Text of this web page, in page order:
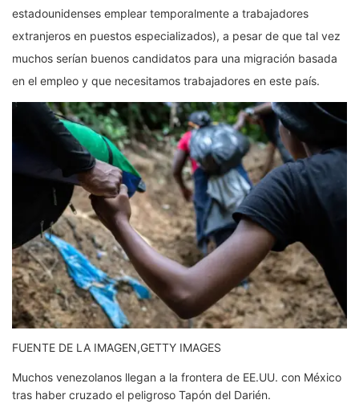
estadounidenses emplear temporalmente a trabajadores
extranjeros en puestos especializados), a pesar de que tal vez
muchos serían buenos candidatos para una migración basada
en el empleo y que necesitamos trabajadores en este país.
FUENTE DE LA IMAGEN,GETTY IMAGES
Muchos venezolanos llegan a la frontera de EE.UU. con México
tras haber cruzado el peligroso Tapón del Darién.